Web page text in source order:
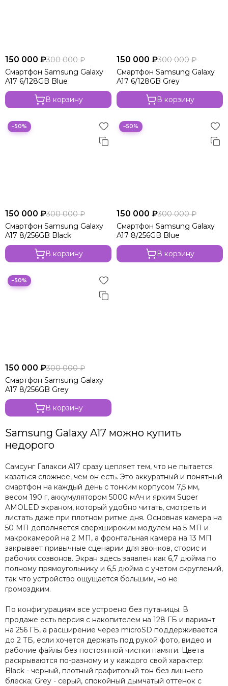
150 000 ₽300 000 ₽
Смартфон Samsung Galaxy
A17 6/128GB Blue
В корзину
150 000 ₽300 000 ₽
Смартфон Samsung Galaxy
A17 6/128GB Grey
В корзину
−50%
150 000 ₽300 000 ₽
Смартфон Samsung Galaxy
A17 8/256GB Black
В корзину
−50%
150 000 ₽300 000 ₽
Смартфон Samsung Galaxy
A17 8/256GB Blue
В корзину
−50%
150 000 ₽300 000 ₽
Смартфон Samsung Galaxy
A17 8/256GB Grey
В корзину
Samsung Galaxy A17 можно купить
недорого
Самсунг Галакси A17 сразу цепляет тем, что не пытается
казаться сложнее, чем он есть. Это аккуратный и понятный
смартфон на каждый день с тонким корпусом 7,5 мм,
весом 190 г, аккумулятором 5000 мАч и ярким Super
AMOLED экраном, который удобно читать, смотреть и
листать даже при плотном ритме дня. Основная камера на
50 МП дополняется сверхшироким модулем на 5 МП и
макрокамерой на 2 МП, а фронтальная камера на 13 МП
закрывает привычные сценарии для звонков, сторис и
рабочих созвонов. Экран здесь заявлен как 6,7 дюйма по
полному прямоугольнику и 6,5 дюйма с учетом скруглений,
так что устройство ощущается большим, но не
громоздким.
По конфигурациям все устроено без путаницы. В
продаже есть версия с накопителем на 128 ГБ и вариант
на 256 ГБ, а расширение через microSD поддерживается
до 2 ТБ, если хочется держать под рукой фото, видео и
рабочие файлы без постоянной чистки памяти. Цвета
раскрываются по-разному и у каждого свой характер:
Black - черный, плотный графитовый тон без лишнего
блеска; Grey - серый, спокойный дымчатый оттенок с